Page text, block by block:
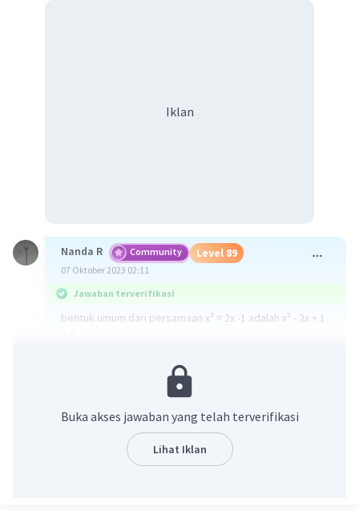
Iklan
Nanda R Community Level 89
07 Oktober 2023 02:11
Jawaban terverifikasi
bentuk umum dari persamaan x² = 2x -1 adalah x² - 2x + 1
kurangkan kedua sisi dengan (2x-1), maka
x² - (2x -1) = 2x - 1 - (2x-1)
x² - 2x + 1 = 0.
Beri Rating· 0) Balas
Buka akses jawaban yang telah terverifikasi
Lihat Iklan